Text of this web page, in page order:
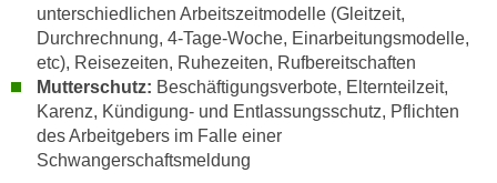
unterschiedlichen Arbeitszeitmodelle (Gleitzeit,
Durchrechnung, 4-Tage-Woche, Einarbeitungsmodelle,
etc), Reisezeiten, Ruhezeiten, Rufbereitschaften
Mutterschutz: Beschäftigungsverbote, Elternteilzeit,
Karenz, Kündigung- und Entlassungsschutz, Pflichten
des Arbeitgebers im Falle einer
Schwangerschaftsmeldung
s